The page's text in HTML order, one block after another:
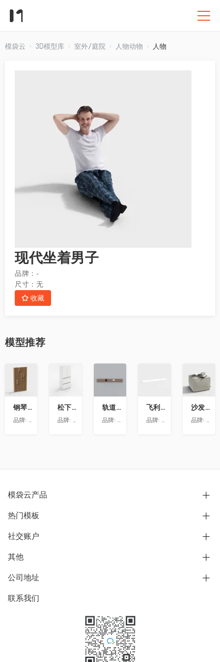
模袋云 3D模型库 室外/庭院 人物动物 人物
现代坐着男子
品牌： -
尺寸： 无
收藏
模型推荐
钢琴键挂衣架9
品牌:
澳华装饰
藏
松下喜马拉雅 600L冰箱大溪地
品牌:
松下
藏
轨道插座9
品牌:
依百纳定制家具 全新VR上线 让您提前
飞利浦LS160灯带-低压灯带-100mm
品牌:
昕诺飞
收
藏
沙发凳坐墩
品牌:
澳华
模袋云产品
别墅设计营销
模型协同展示分享
别墅社区
别墅模板
热门模板
欧式别墅
中式别墅
日式别墅
社交账户
B站
抖音
微信公众号
其他
用户服务协议
隐私政策
公司地址
上海市浦东新区东方路1215-1217号
联系我们